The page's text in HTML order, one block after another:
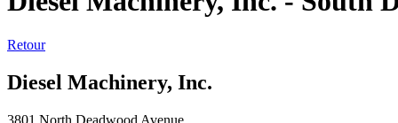
Retour
Diesel Machinery, Inc.
3801 North Deadwood Avenue